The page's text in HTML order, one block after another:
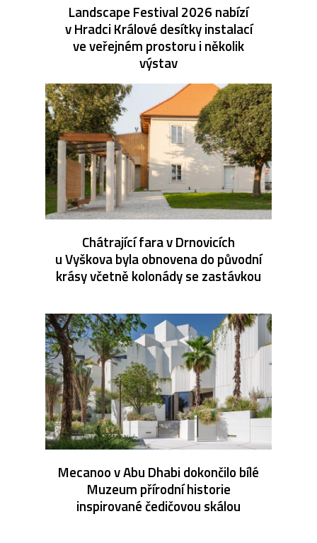
Landscape Festival 2026 nabízí
v Hradci Králové desítky instalací
ve veřejném prostoru i několik
výstav
Chátrající fara v Drnovicích
u Vyškova byla obnovena do původní
krásy včetně kolonády se zastávkou
Mecanoo v Abu Dhabi dokončilo bílé
Muzeum přírodní historie
inspirované čedičovou skálou